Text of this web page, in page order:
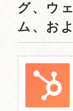
グ、ウ
ム、お